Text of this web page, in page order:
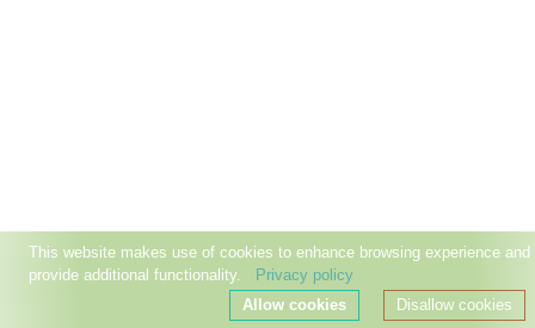
This website makes use of cookies to enhance browsing experience and
provide additional functionality.
Privacy policy
Disallow cookies
Allow cookies